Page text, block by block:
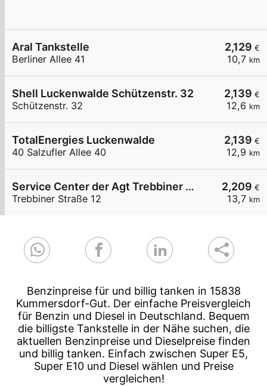
2,129 €
10,7 km
Aral Tankstelle
Berliner Allee 41
2,139 €
12,6 km
Shell Luckenwalde Schützenstr. 32
Schützenstr. 32
2,139 €
12,9 km
TotalEnergies Luckenwalde
40 Salzufler Allee 40
2,209 €
13,7 km
Service Center der Agt Trebbiner Straße 12
Trebbiner Straße 12
Benzinpreise für und billig tanken in 15838
Kummersdorf-Gut. Der einfache Preisvergleich
für Benzin und Diesel in Deutschland. Bequem
die billigste Tankstelle in der Nähe suchen, die
aktuellen Benzinpreise und Dieselpreise finden
und billig tanken. Einfach zwischen Super E5,
Super E10 und Diesel wählen und Preise
vergleichen!